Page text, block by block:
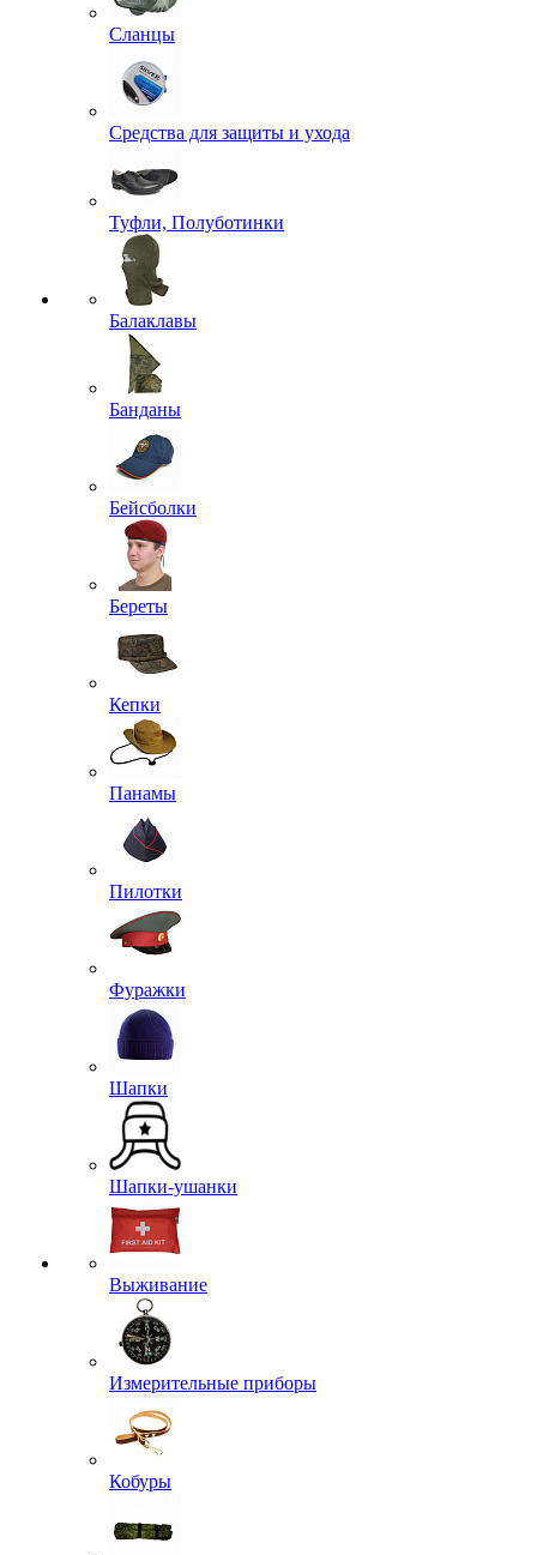
Сланцы
Средства для защиты и ухода
Туфли, Полуботинки
Балаклавы
Банданы
Бейсболки
Береты
Кепки
Панамы
Пилотки
Фуражки
Шапки
Шапки-ушанки
Выживание
Измерительные приборы
Кобуры